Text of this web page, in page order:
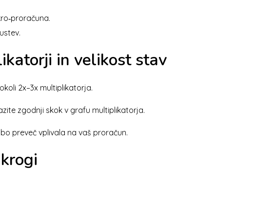
in velikost stav
2x–3x multiplikatorja.
zgodnji skok v grafu multiplikatorja.
preveč vplivala na vaš proračun.